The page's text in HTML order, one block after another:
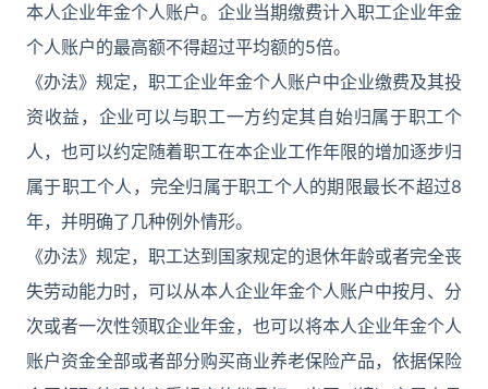
本人企业年金个人账户。企业当期缴费计入职工企业年金
个人账户的最高额不得超过平均额的5倍。
《办法》规定，职工企业年金个人账户中企业缴费及其投
资收益，企业可以与职工一方约定其自始归属于职工个
人，也可以约定随着职工在本企业工作年限的增加逐步归
属于职工个人，完全归属于职工个人的期限最长不超过8
年，并明确了几种例外情形。
《办法》规定，职工达到国家规定的退休年龄或者完全丧
失劳动能力时，可以从本人企业年金个人账户中按月、分
次或者一次性领取企业年金，也可以将本人企业年金个人
账户资金全部或者部分购买商业养老保险产品，依据保险